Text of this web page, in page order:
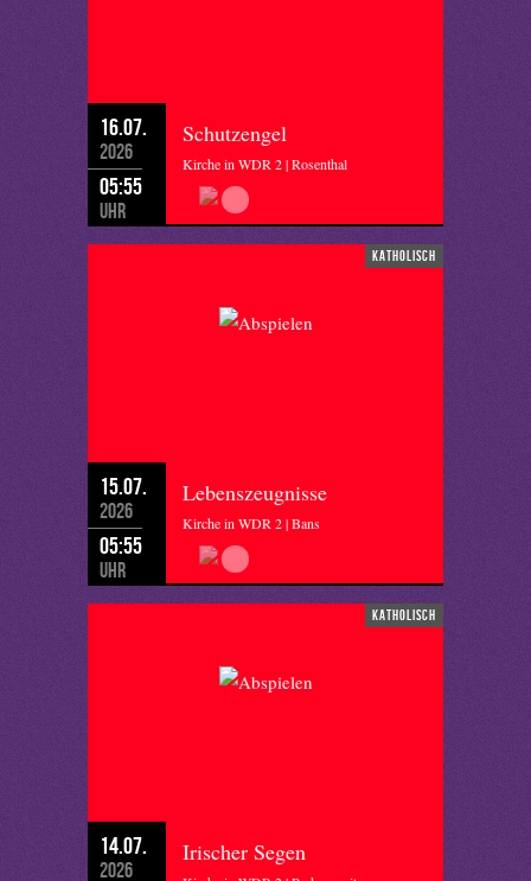
16.07.
2026
05:55
Uhr
Schutzengel
Kirche in WDR 2 | Rosenthal
katholisch
15.07.
2026
05:55
Uhr
Lebenszeugnisse
Kirche in WDR 2 | Bans
katholisch
14.07.
2026
Irischer Segen